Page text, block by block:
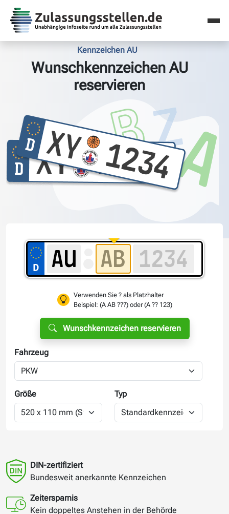
Kennzeichen AU
Wunschkennzeichen AU
reservieren
Verwenden Sie ? als Platzhalter
Beispiel: (A AB ???) oder (A ?? 123)
Wunschkennzeichen reservieren
Fahrzeug
Größe Typ
DIN-zertifiziert
Bundesweit anerkannte Kennzeichen
Zeitersparnis
Kein doppeltes Anstehen in der Behörde